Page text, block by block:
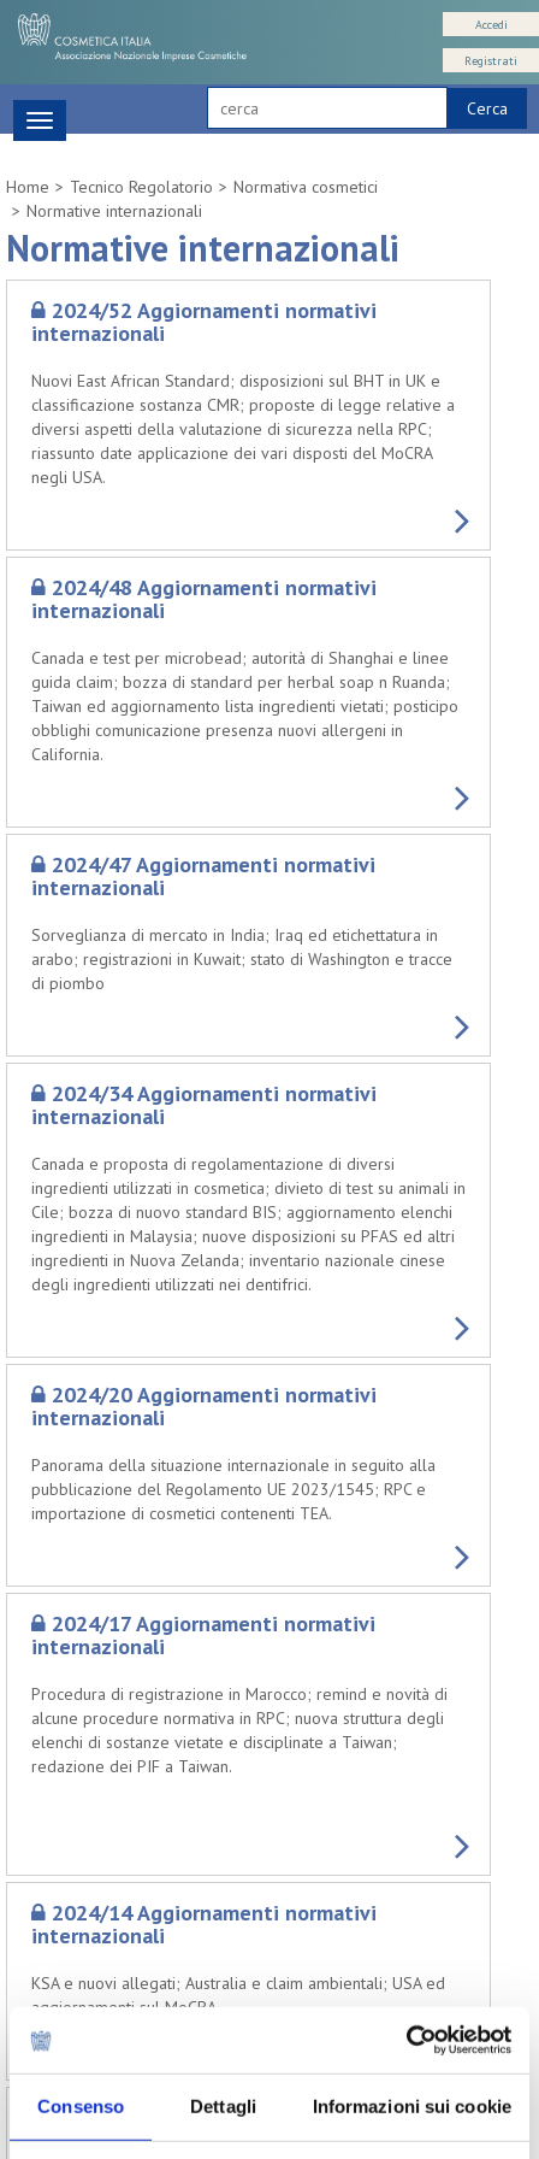
Consenso Dettagli Informazioni sui cookie
Cerca
Accedi
Registrati
Toggle
navigation
Home
Tecnico Regolatorio
Normativa cosmetici
Normative internazionali
Normative internazionali
2024/52 Aggiornamenti normativi
internazionali
Nuovi East African Standard; disposizioni sul BHT in UK e
classificazione sostanza CMR; proposte di legge relative a
diversi aspetti della valutazione di sicurezza nella RPC;
riassunto date applicazione dei vari disposti del MoCRA
negli USA.
2024/48 Aggiornamenti normativi
internazionali
Canada e test per microbead; autorità di Shanghai e linee
guida claim; bozza di standard per herbal soap n Ruanda;
Taiwan ed aggiornamento lista ingredienti vietati; posticipo
obblighi comunicazione presenza nuovi allergeni in
California.
2024/47 Aggiornamenti normativi
internazionali
Sorveglianza di mercato in India; Iraq ed etichettatura in
arabo; registrazioni in Kuwait; stato di Washington e tracce
di piombo
2024/34 Aggiornamenti normativi
internazionali
Canada e proposta di regolamentazione di diversi
ingredienti utilizzati in cosmetica; divieto di test su animali in
Cile; bozza di nuovo standard BIS; aggiornamento elenchi
ingredienti in Malaysia; nuove disposizioni su PFAS ed altri
ingredienti in Nuova Zelanda; inventario nazionale cinese
degli ingredienti utilizzati nei dentifrici.
2024/20 Aggiornamenti normativi
internazionali
Panorama della situazione internazionale in seguito alla
pubblicazione del Regolamento UE 2023/1545; RPC e
importazione di cosmetici contenenti TEA.
2024/17 Aggiornamenti normativi
internazionali
Procedura di registrazione in Marocco; remind e novità di
alcune procedure normativa in RPC; nuova struttura degli
elenchi di sostanze vietate e disciplinate a Taiwan;
redazione dei PIF a Taiwan.
2024/14 Aggiornamenti normativi
internazionali
KSA e nuovi allegati; Australia e claim ambientali; USA ed
aggiornamenti sul MoCRA.
2024/06 Aggiornamenti normativi
internazionali